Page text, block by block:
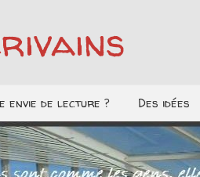
envie de lecture ? Des idées